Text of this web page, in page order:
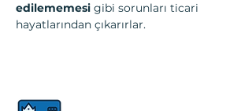
edilememesi gibi sorunları ticari
hayatlarından çıkarırlar.